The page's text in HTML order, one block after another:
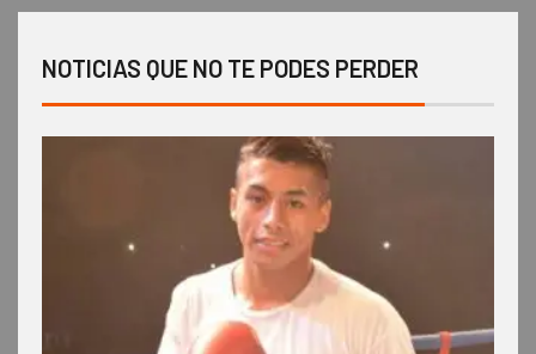
NOTICIAS QUE NO TE PODES PERDER